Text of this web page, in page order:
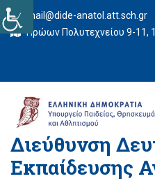
mail@dide-anatol.att.sch.gr
Ηρώων Πολυτεχνείου 9-11,
Διεύθυνση
Εκπαίδευσης